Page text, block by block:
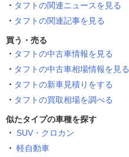
タフトの関連ニュースを見る
タフトの関連記事を見る
買う・売る
タフトの中古車情報を見る
タフトの中古車相場情報を見る
タフトの新車見積りをする
タフトの買取相場を調べる
似たタイプの車種を探す
SUV・クロカン
軽自動車